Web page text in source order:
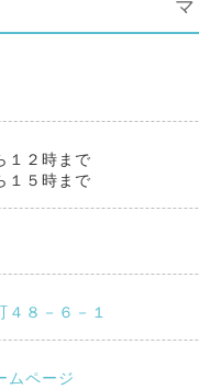
１２時まで
１５時まで
４８－６－１
ムページ